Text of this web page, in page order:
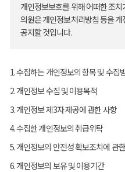
개인정보보호를 위해 어떠한 조
의원은 개인정보처리방침 등을
공지할 것입니다.
1. 수집하는 개인정보의 항목 및 수집
2. 개인정보 수집 및 이용목적
3. 개인정보 제3자 제공에 관한 사항
4. 수집한 개인정보의 취급위탁
5. 개인정보의 안전성 확보조치에 관
6. 개인정보의 보유 및 이용기간